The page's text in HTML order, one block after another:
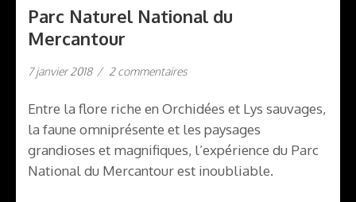
Parc Naturel National du
Mercantour
7 janvier 2018 / 2 commentairessur
National
du
Mercantour
Entre la flore riche en Orchidées et Lys sauvages,
la faune omniprésente et les paysages
grandioses et magnifiques, l’expérience du Parc
National du Mercantour est inoubliable.